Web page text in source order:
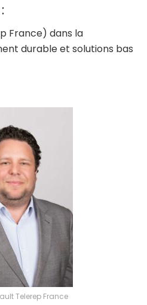
France) dans la
durable et solutions bas
Telerep France